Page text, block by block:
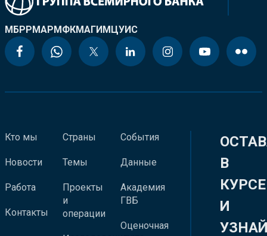
МБРРМАРМФКМАГИМЦУИС
Кто мы
Новости
Работа
Контакты
Страны
Темы
Проекты
и
операции
События
Данные
Академия
ГВБ
Оценочная
В
КУРСЕ
И